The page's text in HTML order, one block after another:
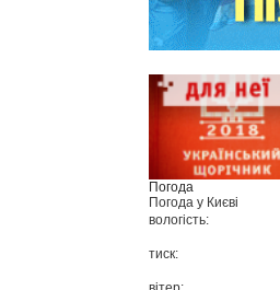
Погода
Погода у Києві
вологість:
тиск: